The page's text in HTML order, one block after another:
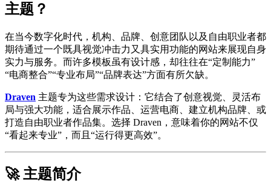
主题？
在当今数字化时代，机构、品牌、创意团队以及自由职业者都
期待通过一个既具视觉冲击力又具实用功能的网站来展现自身
实力与服务。而许多模板虽有设计感，却往往在“定制能力”
“电商整合”“专业布局”“品牌表达”方面有所欠缺。
Draven 主题专为这些需求设计：它结合了创意视觉、灵活布
局与强大功能，适合展示作品、运营电商、建立机构品牌、或
打造自由职业者作品集。选择 Draven，意味着你的网站不仅
“看起来专业”，而且“运行得更高效”。
🚀 主题简介